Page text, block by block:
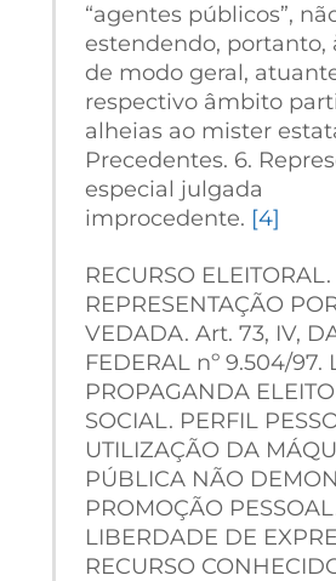
“agentes públicos”,
estendendo, portanto,
de modo geral,
respectivo âmbito
alheias ao mister
Precedentes. 6.
especial julgada
improcedente. [4]
RECURSO ELEITORAL.
REPRESENTAÇÃO
VEDADA. Art. 73, IV,
FEDERAL nº 9.504/97.
PROPAGANDA
SOCIAL. PERFIL
UTILIZAÇÃO DA
PÚBLICA NÃO
PROMOÇÃO
LIBERDADE DE
RECURSO